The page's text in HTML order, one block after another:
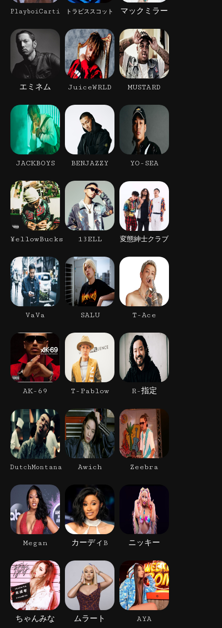
PlayboiCarti トラビススコット マックミラー
エミネム JuiceWRLD MUSTARD
JACKBOYS BENJAZZY YO-SEA
¥ellowBucks 13ELL 変態紳士クラブ
VaVa SALU T-Ace
AK-69 T-Pablow R-指定
DutchMontana Awich Zeebra
Megan カーディB ニッキー
ちゃんみな ムラート AYA